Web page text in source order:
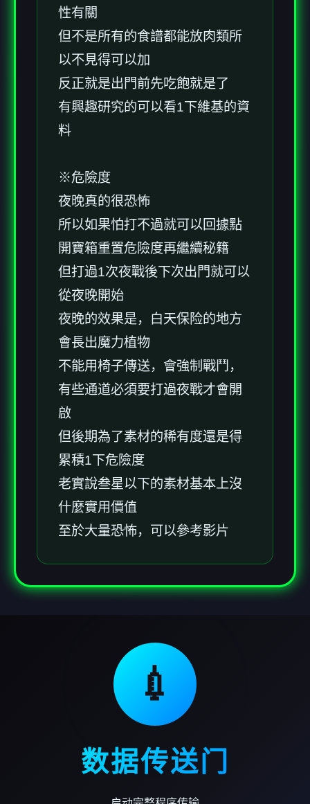
性有關
但不是所有的食譜都能放肉類所
以不見得可以加
反正就是出門前先吃飽就是了
有興趣研究的可以看1下維基的資
料
※危險度
夜晚真的很恐怖
所以如果怕打不過就可以回據點
開寶箱重置危險度再繼續秘籍
但打過1次夜戰後下次出門就可以
從夜晚開始
夜晚的效果是，白天保险的地方
會長出魔力植物
不能用椅子傳送，會強制戰鬥，
有些通道必須要打過夜戰才會開
啟
但後期為了素材的稀有度還是得
累積1下危險度
老實說叁星以下的素材基本上沒
什麼實用價值
至於大量恐怖，可以參考影片
💉
数据传送门